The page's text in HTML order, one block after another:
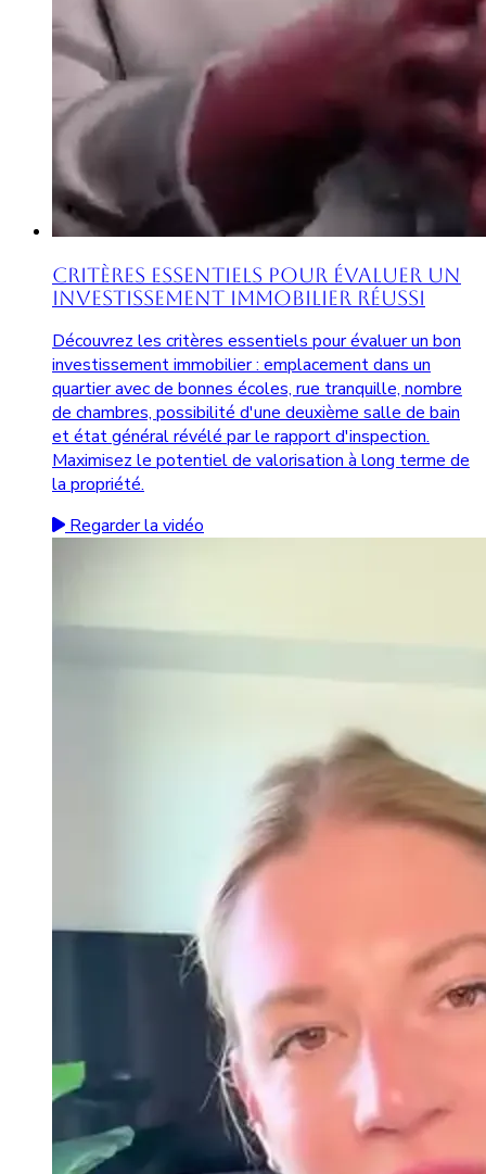
Critères Essentiels pour Évaluer un
Investissement Immobilier Réussi
Découvrez les critères essentiels pour évaluer un bon
investissement immobilier : emplacement dans un
quartier avec de bonnes écoles, rue tranquille, nombre
de chambres, possibilité d'une deuxième salle de bain
et état général révélé par le rapport d'inspection.
Maximisez le potentiel de valorisation à long terme de
la propriété.
Regarder la vidéo